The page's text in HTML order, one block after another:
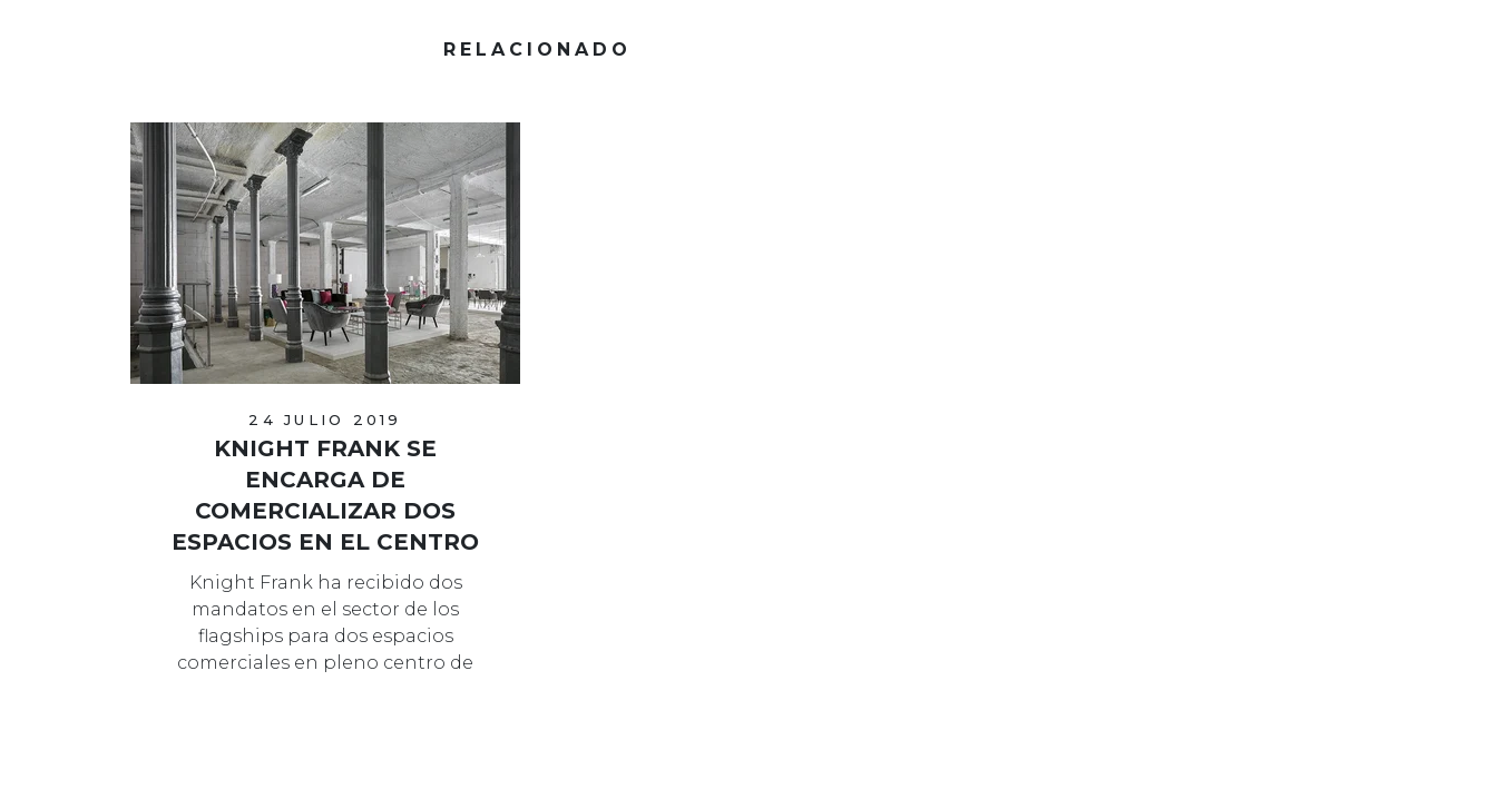
RELACIONADO
24 JULIO 2019
KNIGHT FRANK SE
ENCARGA DE
COMERCIALIZAR DOS
ESPACIOS EN EL CENTRO
DE MADRID
Knight Frank ha recibido dos
mandatos en el sector de los
flagships para dos espacios
comerciales en pleno centro de